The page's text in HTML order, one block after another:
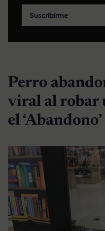
Suscribirme
Perro
viral al robar
el ‘Abandono’